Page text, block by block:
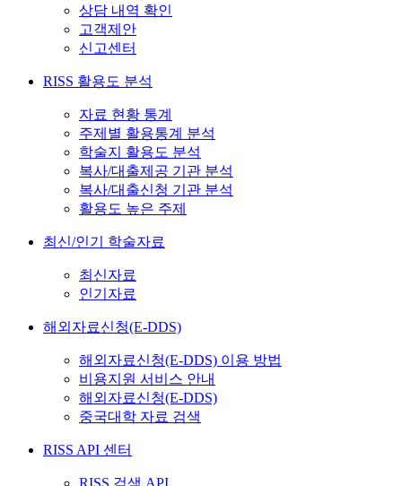
상담 내역 확인
고객제안
신고센터
RISS 활용도 분석
자료 현황 통계
주제별 활용통계 분석
학술지 활용도 분석
복사/대출제공 기관 분석
복사/대출신청 기관 분석
활용도 높은 주제
최신/인기 학술자료
최신자료
인기자료
해외자료신청(E-DDS)
해외자료신청(E-DDS) 이용 방법
비용지원 서비스 안내
해외자료신청(E-DDS)
중국대학 자료 검색
RISS API 센터
RISS 검색 API